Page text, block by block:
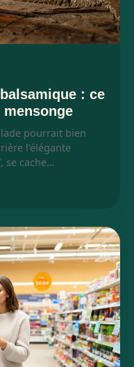
: ce
pourrait bien
l’élégante
se cache…